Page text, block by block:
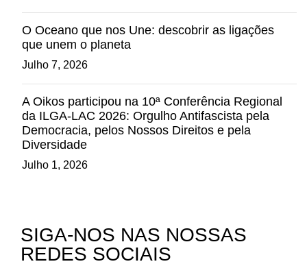
O Oceano que nos Une: descobrir as ligações
que unem o planeta
Julho 7, 2026
A Oikos participou na 10ª Conferência Regional
da ILGA-LAC 2026: Orgulho Antifascista pela
Democracia, pelos Nossos Direitos e pela
Diversidade
Julho 1, 2026
SIGA-NOS NAS NOSSAS
REDES SOCIAIS